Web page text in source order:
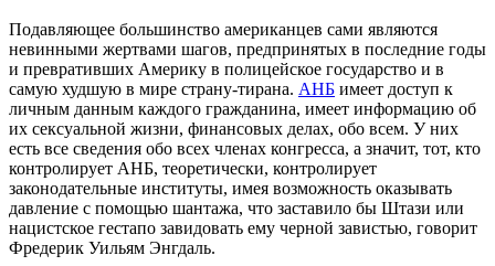
Подавляющее большинство американцев сами являются
невинными жертвами шагов, предпринятых в последние годы
и превративших Америку в полицейское государство и в
самую худшую в мире страну-тирана. АНБ имеет доступ к
личным данным каждого гражданина, имеет информацию об
их сексуальной жизни, финансовых делах, обо всем. У них
есть все сведения обо всех членах конгресса, а значит, тот, кто
контролирует АНБ, теоретически, контролирует
законодательные институты, имея возможность оказывать
давление с помощью шантажа, что заставило бы Штази или
нацистское гестапо завидовать ему черной завистью, говорит
Фредерик Уильям Энгдаль.